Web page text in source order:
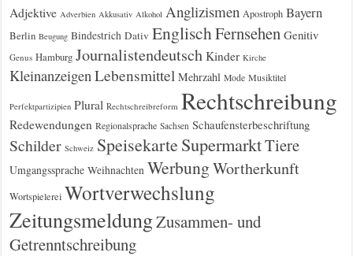
Adjektive Adverbien Akkusativ Alkohol Anglizismen Apostroph Bayern
Berlin Beugung Bindestrich Dativ EnglischFernsehen Genitiv
Genus Hamburg Journalistendeutsch Kinder Kirche
Kleinanzeigen Lebensmittel Mehrzahl Mode Musiktitel
Perfektpartizipien Plural Rechtschreibreform Rechtschreibung
Redewendungen Regionalsprache Sachsen Schaufensterbeschriftung
Schilder Schweiz Speisekarte SupermarktTiere
Umgangssprache Weihnachten WerbungWortherkunft
Wortspielerei Wortverwechslung
ZeitungsmeldungZusammen- und
Getrenntschreibung